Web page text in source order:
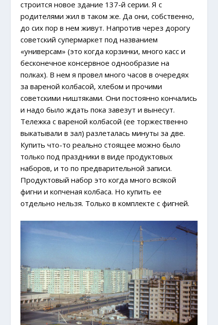
строится новое здание 137-й серии. Я с
родителями жил в таком же. Да они, собственно,
до сих пор в нем живут. Напротив через дорогу
советский супермаркет под названием
«универсам» (это когда корзинки, много касс и
бесконечное консервное однообразие на
полках). В нем я провел много часов в очередях
за вареной колбасой, хлебом и прочими
советскими ништяками. Они постоянно кончались
и надо было ждать пока завезут и вынесут.
Тележка с вареной колбасой (ее торжественно
выкатывали в зал) разлеталась минуты за две.
Купить что-то реально стоящее можно было
только под праздники в виде продуктовых
наборов, и то по предварительной записи.
Продуктовый набор это когда много всякой
фигни и копченая колбаса. Но купить ее
отдельно нельзя. Только в комплекте с фигней.